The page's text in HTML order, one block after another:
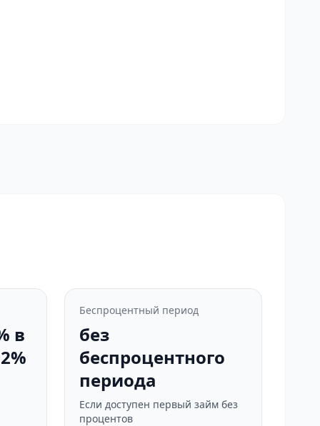
в
Беспроцентный период
без
беспроцентного
периода
Если доступен первый займ без
процентов